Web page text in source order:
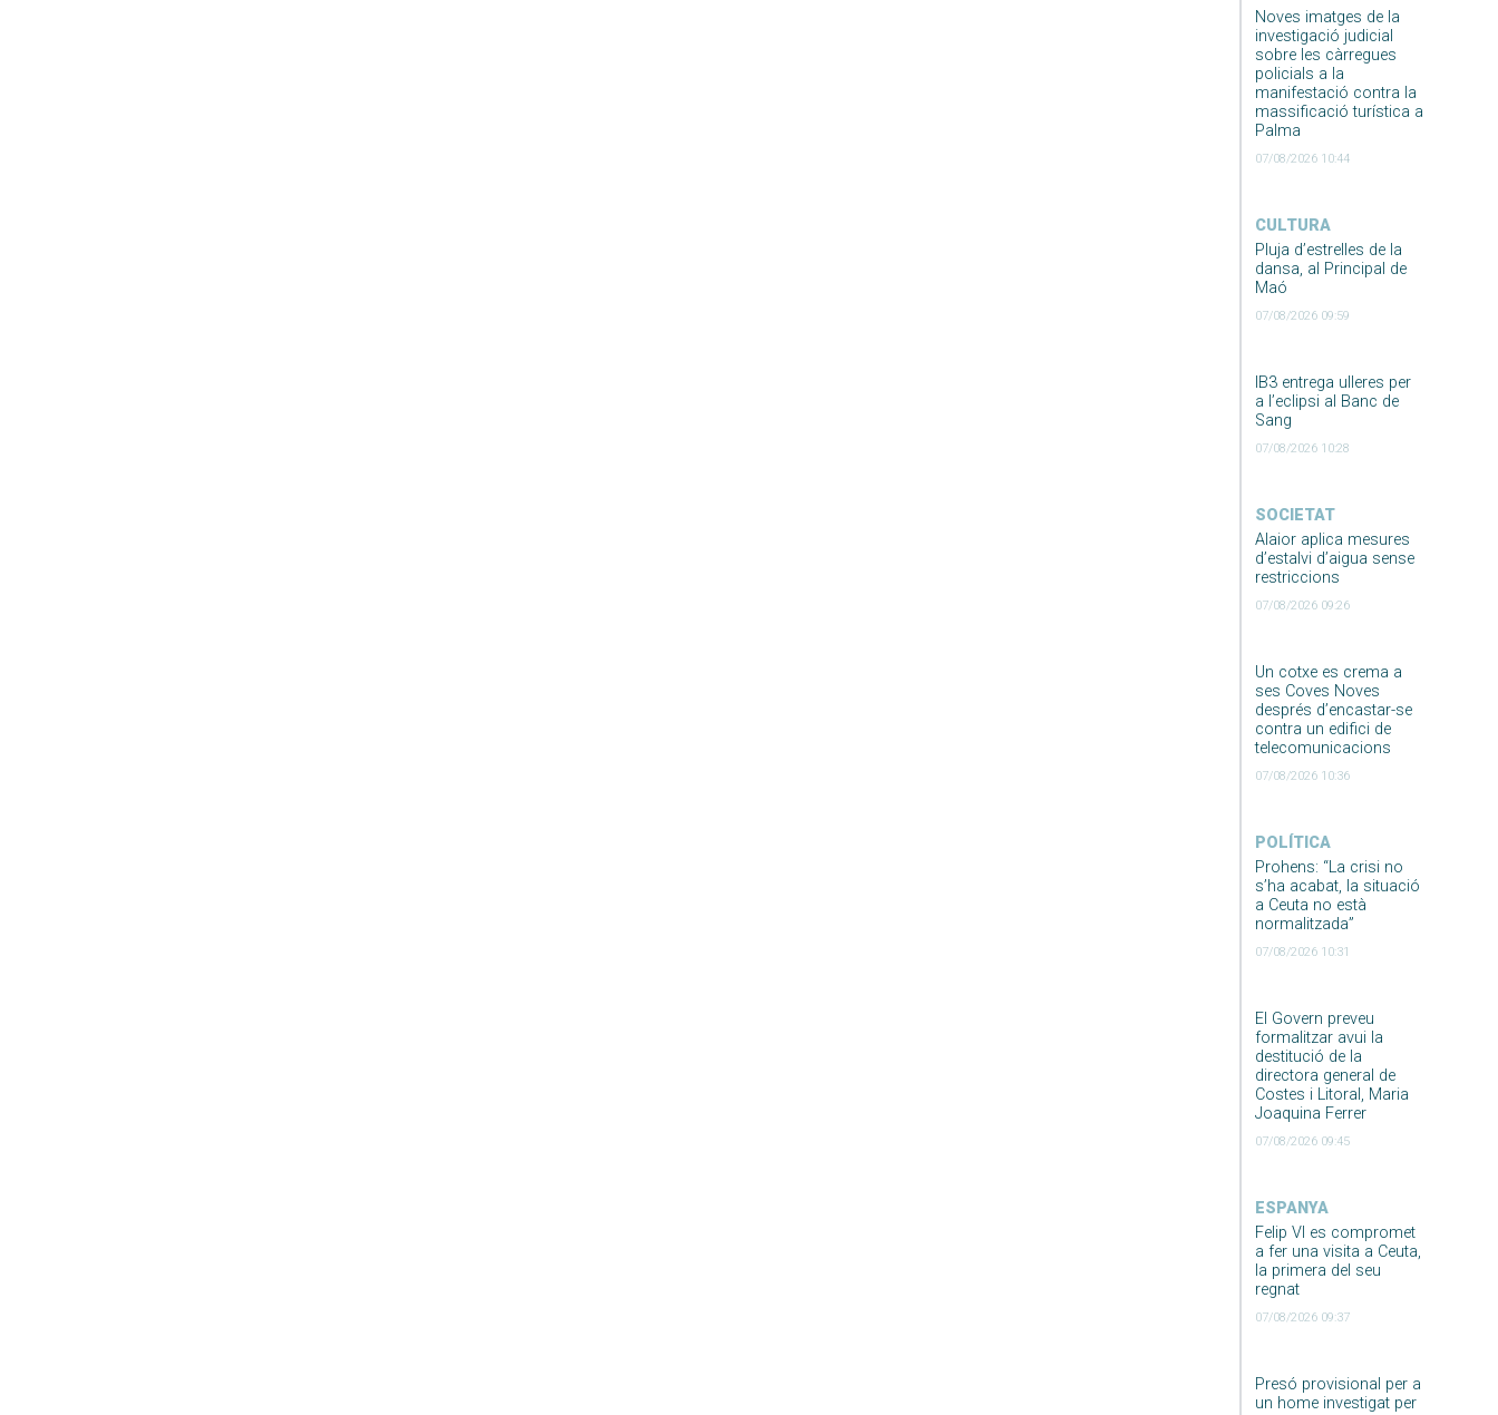
Noves imatges de la
investigació judicial
sobre les càrregues
policials a la
manifestació contra la
massificació turística a
Palma
07/08/2026 10:44
CULTURA
Pluja d’estrelles de la
dansa, al Principal de
Maó
07/08/2026 09:59
IB3 entrega ulleres per
a l’eclipsi al Banc de
Sang
07/08/2026 10:28
SOCIETAT
Alaior aplica mesures
d’estalvi d’aigua sense
restriccions
07/08/2026 09:26
Un cotxe es crema a
ses Coves Noves
després d’encastar-se
contra un edifici de
telecomunicacions
07/08/2026 10:36
POLÍTICA
Prohens: “La crisi no
s’ha acabat, la situació
a Ceuta no està
normalitzada”
07/08/2026 10:31
El Govern preveu
formalitzar avui la
destitució de la
directora general de
Costes i Litoral, Maria
Joaquina Ferrer
07/08/2026 09:45
ESPANYA
Felip VI es compromet
a fer una visita a Ceuta,
la primera del seu
regnat
07/08/2026 09:37
Presó provisional per a
un home investigat per